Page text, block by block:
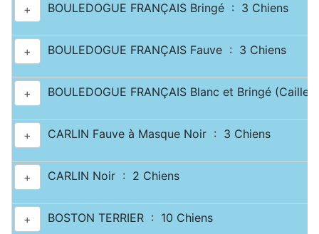
+ BOULEDOGUE FRANÇAIS Bringé : 3 Chiens
+ BOULEDOGUE FRANÇAIS Fauve : 3 Chiens
+ BOULEDOGUE FRANÇAIS Blanc et Bringé
+ CARLIN Fauve à Masque Noir : 3 Chiens
+ CARLIN Noir : 2 Chiens
+ BOSTON TERRIER : 10 Chiens